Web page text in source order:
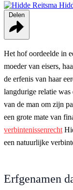
Het hof oordeelde in
moeder van eisers,
de erfenis van haar
langdurige relatie
van de man om zijn
een grote mate van
verbintenissenrecht
een natuurlijke
Erfgenamen